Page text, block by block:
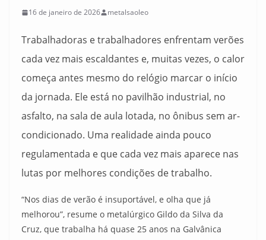
16 de janeiro de 2026 metalsaoleo
Trabalhadoras e trabalhadores enfrentam verões
cada vez mais escaldantes e, muitas vezes, o calor
começa antes mesmo do relógio marcar o início
da jornada. Ele está no pavilhão industrial, no
asfalto, na sala de aula lotada, no ônibus sem ar-
condicionado. Uma realidade ainda pouco
regulamentada e que cada vez mais aparece nas
lutas por melhores condições de trabalho.
“Nos dias de verão é insuportável, e olha que já
melhorou”, resume o metalúrgico Gildo da Silva da
Cruz, que trabalha há quase 25 anos na Galvânica